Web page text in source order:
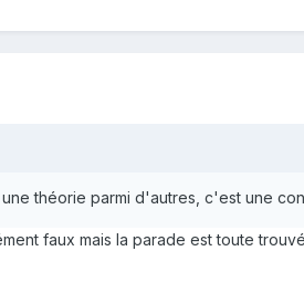
théorie parmi d'autres, c'est une
faux mais la parade est toute